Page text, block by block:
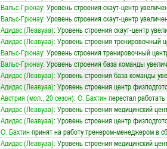
Вальс-Грюнау: Уровень строения скаут-центр
Вальс-Грюнау: Уровень строения скаут-центр
Адидас (Леавуаа): Уровень строения скаут-центр
Адидас (Леавуаа): Уровень строения тренировочный
Вальс-Грюнау: Уровень строения тренировочный
Вальс-Грюнау: Уровень строения база команды
Адидас (Леавуаа): Уровень строения база команды
Адидас (Леавуаа): Уровень строения центр
Австрия (мол., 20 сезон): О. Бахтинперестал
Адидас (Леавуаа): Уровень строения медицинский
Адидас (Леавуаа): Уровень строения центр
О. Бахтинпринят на работу тренером-менеджером в
Адидас (Леавуаа): Уровень строения медицинский